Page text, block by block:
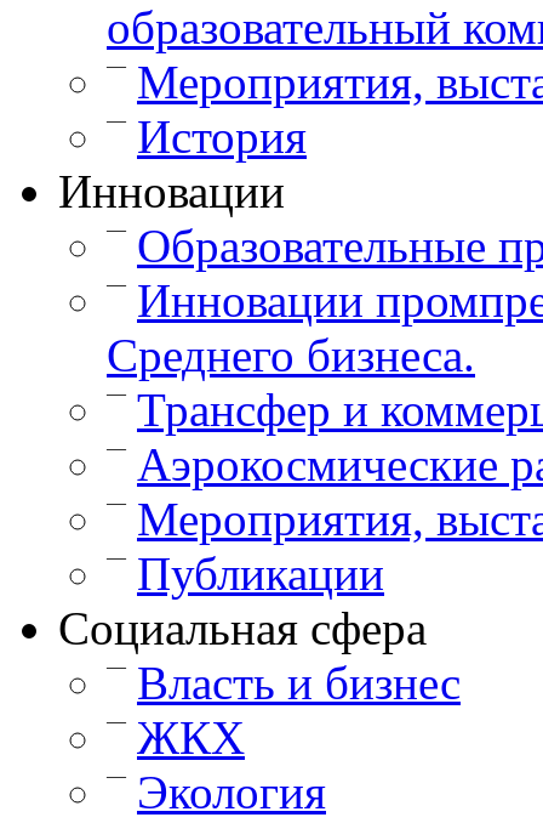
образовательный
— Мероприятия,
— История
Инновации
— Образовательные
— Инновации
Среднего бизнеса.
— Трансфер и
— Аэрокосмические
— Мероприятия,
— Публикации
Cоциальная сфера
— Власть и бизнес
— ЖКХ
—
Экология